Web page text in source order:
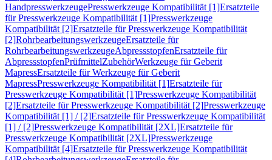
HandpresswerkzeugePresswerkzeuge Kompatibilität [1]Ersatzteile
für Presswerkzeuge Kompatibilität [1]Presswerkzeuge
Kompatibilität [2]Ersatzteile für Presswerkzeuge Kompatibilität
[2]RohrbearbeitungswerkzeugeErsatzteile für
RohrbearbeitungswerkzeugeAbpressstopfenErsatzteile für
AbpressstopfenPrüfmittelZubehörWerkzeuge für Geberit
MapressErsatzteile für Werkzeuge für Geberit
MapressPresswerkzeuge Kompatibilität [1]Ersatzteile für
Presswerkzeuge Kompatibilität [1]Presswerkzeuge Kompatibilität
[2]Ersatzteile für Presswerkzeuge Kompatibilität [2]Presswerkzeuge
Kompatibilität [1] / [2]Ersatzteile für Presswerkzeuge Kompatibilität
[1] / [2]Presswerkzeuge Kompatibilität [2XL]Ersatzteile für
Presswerkzeuge Kompatibilität [2XL]Presswerkzeuge
Kompatibilität [4]Ersatzteile für Presswerkzeuge Kompatibilität